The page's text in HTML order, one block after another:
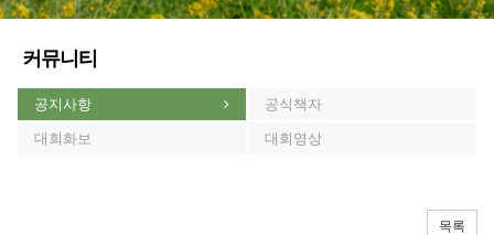
커뮤니티
공지사항 공식책자
대회화보 대회영상
목록